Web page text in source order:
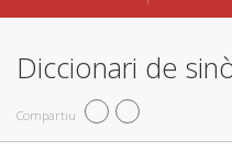
Diccionari de
Compartiu